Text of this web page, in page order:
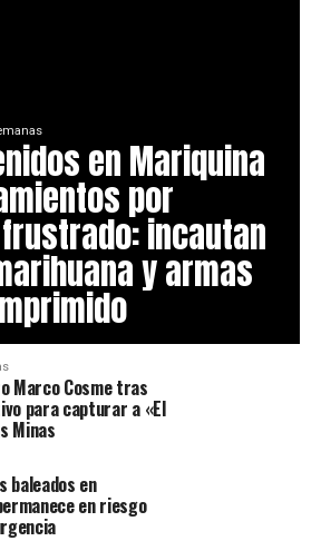
en Mariquina
por
incautan
y armas
Marco Cosme tras
para capturar a «El
Minas
baleados en
en riesgo